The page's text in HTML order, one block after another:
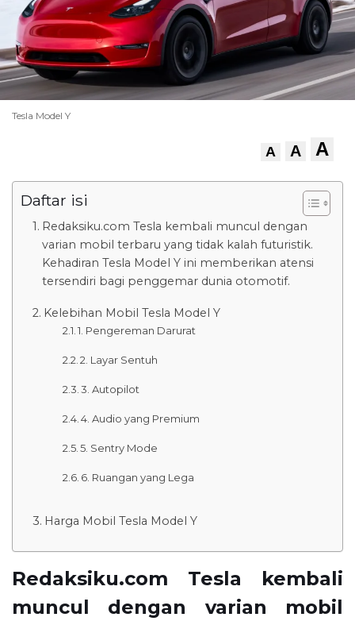
Tesla Model Y
A A A
Daftar isi
Redaksiku.com Tesla kembali muncul dengan
varian mobil terbaru yang tidak kalah futuristik.
Kehadiran Tesla Model Y ini memberikan atensi
tersendiri bagi penggemar dunia otomotif.
Kelebihan Mobil Tesla Model Y
1. Pengereman Darurat
2. Layar Sentuh
3. Autopilot
4. Audio yang Premium
5. Sentry Mode
6. Ruangan yang Lega
Harga Mobil Tesla Model Y
Redaksiku.com Tesla kembali
muncul dengan varian mobil